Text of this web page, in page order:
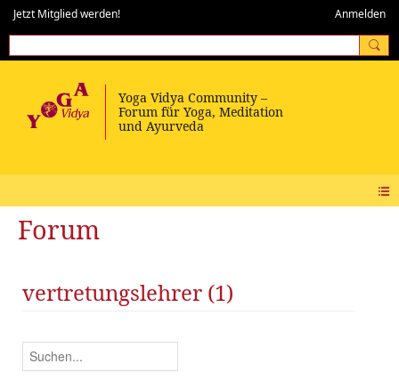
Jetzt Mitglied werden! Anmelden
Forum
vertretungslehrer (1)